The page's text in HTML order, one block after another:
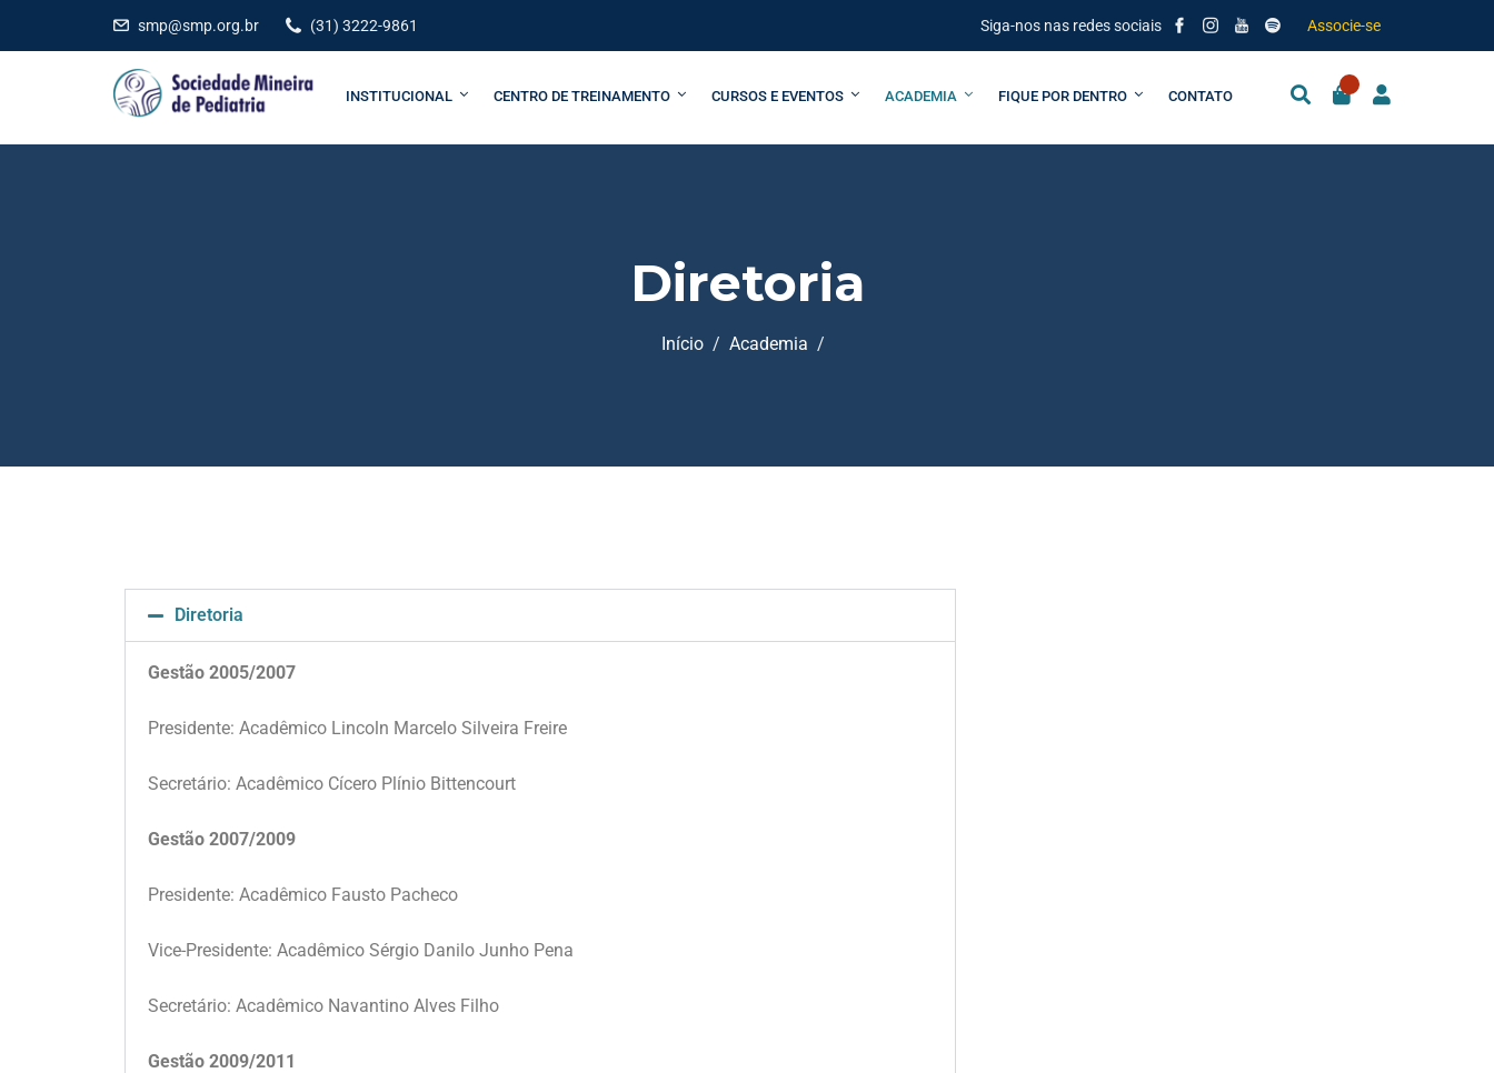
smp@smp.org.br (31) 3222-9861 Siga-nos nas redes sociais Associe-se
INSTITUCIONAL CENTRO DE TREINAMENTO CURSOS E EVENTOS ACADEMIA FIQUE POR DENTRO CONTATO
Diretoria
Início Academia
Diretoria
Gestão 2005/2007
Presidente: Acadêmico Lincoln Marcelo Silveira Freire
Secretário: Acadêmico Cícero Plínio Bittencourt
Gestão 2007/2009
Presidente: Acadêmico Fausto Pacheco
Vice-Presidente: Acadêmico Sérgio Danilo Junho Pena
Secretário: Acadêmico Navantino Alves Filho
Gestão 2009/2011